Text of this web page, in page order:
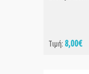
Τιμή: 8,00€